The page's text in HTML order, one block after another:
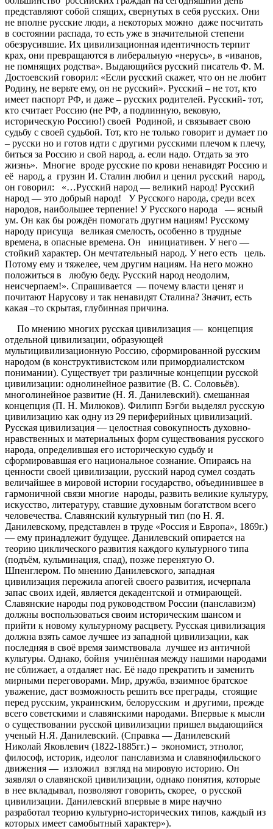
представляют собой спящих, свернутых в себя русских. Они
не вполне русские люди, а некоторых можно даже посчитать
в состоянии распада, то есть уже в значительной степени
обезрусившие. Их цивилизационная идентичность терпит
крах, они превращаются в либеральную «нерусь», в «иванов,
не помнящих родства». Выдающийся русский писатель Ф. М.
Достоевский говорил: «Если русский скажет, что он не любит
Родину, не верьте ему, он не русский». Русский – не тот, кто
имеет паспорт РФ, и даже – русских родителей. Русский- тот,
кто считает Россию (не РФ, а подлинную, вековую,
историческую Россию!) своей Родиной, и связывает свою
судьбу с своей судьбой. Тот, кто не только говорит и думает по
– русски но и готов идти с другими русскими плечом к плечу,
биться за Россию и свой народ, а. если надо. Отдать за это
жизнь». Многие вроде русские по крови ненавидят Россию и
её народ, а грузин И. Сталин любил и ценил русский народ,
он говорил: «…Русский народ — великий народ! Русский
народ — это добрый народ! У Русского народа, среди всех
народов, наибольшее терпение! У Русского народа — ясный
ум. Он как бы рождён помогать другим нациям! Русскому
народу присуща великая смелость, особенно в трудные
времена, в опасные времена. Он инициативен. У него —
стойкий характер. Он мечтательный народ. У него есть цель.
Потому ему и тяжелее, чем другим нациям. На него можно
положиться в любую беду. Русский народ неодолим,
неисчерпаем!». Спрашивается — почему власти ценят и
почитают Нарусову и так ненавидят Сталина? Значит, есть
какая –то скрытая, глубинная причина.
По мнению многих русская цивилизация — концепция
отдельной цивилизации, образующей
мультицивилизационную Россию, сформированной русским
народом (в конструктивистском или примордиалистском
понимании). Существует три различные концепции русской
цивилизации: однолинейное развитие (В. С. Соловьёв).
многолинейное развитие (Н. Я. Данилевский). смешанная
концепция (П. Н. Милюков). Филипп Бэгби выделял русскую
цивилизацию как одну из 29 периферийных цивилизаций.
Русская цивилизация — целостная совокупность духовно-
нравственных и материальных форм существования русского
народа, определившая его историческую судьбу и
сформировавшая его национальное сознание. Опираясь на
ценности своей цивилизации, русский народ сумел создать
величайшее в мировой истории государство, объединившее в
гармоничной связи многие народы, развить великие культуру,
искусство, литературу, ставшие духовным богатством всего
человечества. Славянский культурный тип (по Н. Я.
Данилевскому, представлен в труде «Россия и Европа», 1869г.)
— ему принадлежит будущее. Данилевский опирается на
теорию циклического развития каждого культурного типа
(подъём, кульминация, спад), позже перенятую О.
Шпенглером. По мнению Данилевского, западная
цивилизация пережила апогей своего развития, исчерпала
запас своих идей, является декадентской и отмирающей.
Славянские народы под руководством России (панславизм)
должны воспользоваться своим историческим шансом и
прийти к новому культурному расцвету. Русская цивилизация
должна взять самое лучшее из западной цивилизации, как
последняя в своё время заимствовала лучшее из античной
культуры. Однако, бойня учинённая между нашими народами
не сближает, а отдаляет нас. Её надо прекратить и заменить
мирными переговорами. Мир, дружба, взаимное братское
уважение, даст возможность решить все преграды, стоящие
перед русским, украинским, белорусским и другими, прежде
всего советскими и славянскими народами. Впервые к мысли
о существовании русской цивилизации пришел выдающийся
ученый Н.Я. Данилевский. (Справка — Данилевский
Николай Яковлевич (1822-1885гг.) – экономист, этнолог,
философ, историк, идеолог панславизма и славянофильского
движения — изложил взгляд на мировую историю. Он
заявлял о славянской цивилизации, однако понятия, которые
в нее вкладывал, позволяют говорить, скорее, о русской
цивилизации. Данилевский впервые в мире научно
разработал теорию культурно-исторических типов, каждый из
которых имеет самобытный характер»).